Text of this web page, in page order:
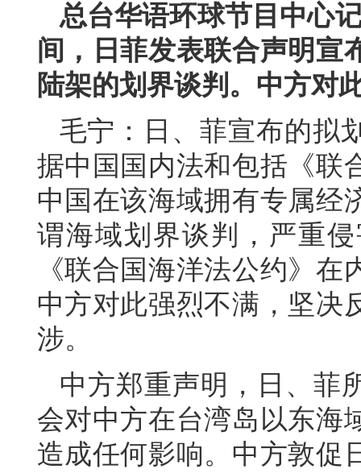
总台华语环球节目中心
间，日菲发表联合声明宣
陆架的划界谈判。中方对
毛宁：日、菲宣布的拟
据中国国内法和包括《联
中国在该海域拥有专属经
谓海域划界谈判，严重
《联合国海洋法公约》
中方对此强烈不满，坚决
涉。
中方郑重声明，日、菲
会对中方在台湾岛以东海
造成任何影响。中方敦促